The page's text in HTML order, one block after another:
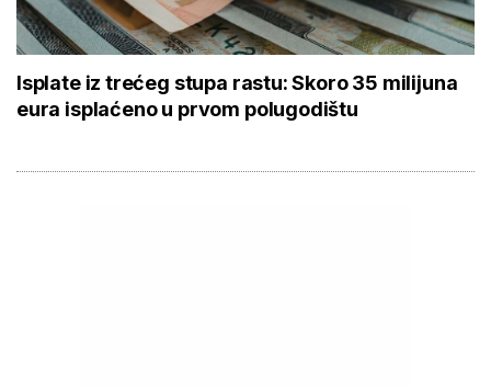
Isplate iz trećeg stupa rastu: Skoro 35 milijuna
eura isplaćeno u prvom polugodištu